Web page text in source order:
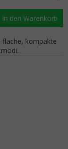
In den Warenkorb
flache, kompakte